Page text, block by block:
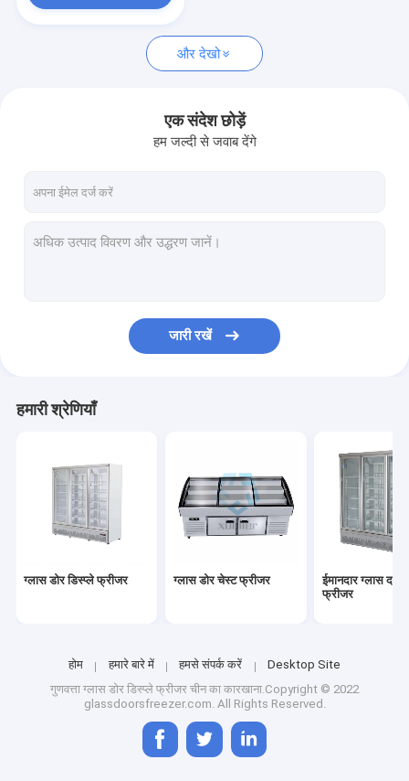
और देखो
एक संदेश छोड़ें
हम जल्दी से जवाब देंगे
जारी रखें
हमारी श्रेणियाँ
ग्लास डोर डिस्प्ले फ्रीजर ग्लास डोर चेस्ट फ्रीजर
ईमानदार ग्लास
फ्रीजर
होम हमारे बारे में हमसे संपर्क करें
Desktop Site
गुणवत्ता ग्लास डोर डिस्प्ले फ्रीजर चीन का कारखाना.Copyright © 2022
glassdoorsfreezer.com. All Rights Reserved.